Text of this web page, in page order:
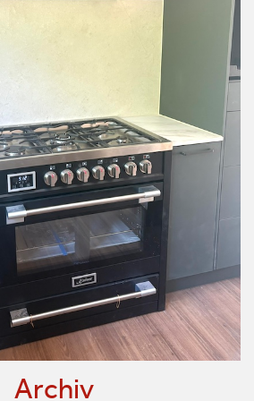
Archiv